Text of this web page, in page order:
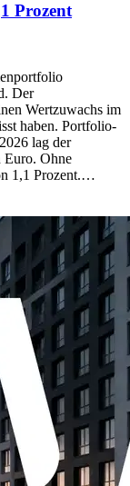
Prozent
Der
Wertzuwachs im
haben. Portfolio-
lag der
Euro. Ohne
1,1 Prozent.…